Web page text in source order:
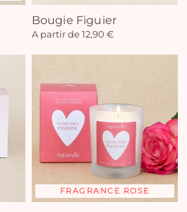
Bougie Figuier
A partir de 12,90 €
FRAGRANCE ROSE